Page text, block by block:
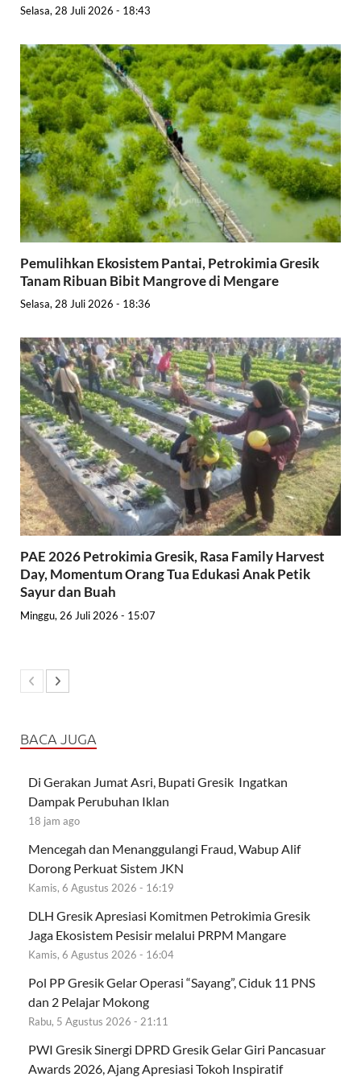
Selasa, 28 Juli 2026 - 18:43
Pemulihkan Ekosistem Pantai, Petrokimia Gresik
Tanam Ribuan Bibit Mangrove di Mengare
Selasa, 28 Juli 2026 - 18:36
PAE 2026 Petrokimia Gresik, Rasa Family Harvest
Day, Momentum Orang Tua Edukasi Anak Petik
Sayur dan Buah
Minggu, 26 Juli 2026 - 15:07
BACA JUGA
Di Gerakan Jumat Asri, Bupati Gresik Ingatkan
Dampak Perubuhan Iklan
18 jam ago
Mencegah dan Menanggulangi Fraud, Wabup Alif
Dorong Perkuat Sistem JKN
Kamis, 6 Agustus 2026 - 16:19
DLH Gresik Apresiasi Komitmen Petrokimia Gresik
Jaga Ekosistem Pesisir melalui PRPM Mangare
Kamis, 6 Agustus 2026 - 16:04
Pol PP Gresik Gelar Operasi “Sayang”, Ciduk 11 PNS
dan 2 Pelajar Mokong
Rabu, 5 Agustus 2026 - 21:11
PWI Gresik Sinergi DPRD Gresik Gelar Giri Pancasuar
Awards 2026, Ajang Apresiasi Tokoh Inspiratif